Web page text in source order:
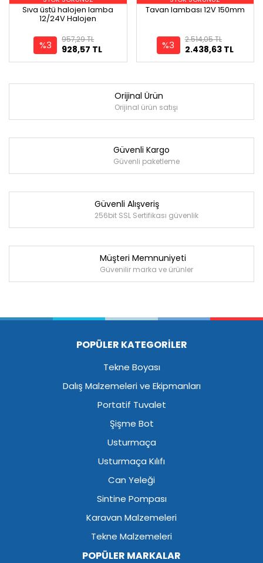
Sıva üstü halojen lamba
12/24V Halojen
%3 928,57 TL
957,29 TL
Tavan lambası 12V 150mm
%3 2.438,63 TL
2.514,05 TL
Orijinal Ürün
Orijinal ürün satışı
Güvenli Kargo
Güvenli paketleme
Güvenli Alışveriş
256bit SSL Sertifikası güvenlik
Müşteri Memnuniyeti
Güvenilir marka ve ürünler
POPÜLER KATEGORİLER
Tekne Boyası
Dalış Malzemeleri ve Ekipmanları
Portatif Tuvalet
Şişme Bot
Usturmaça
Usturmaça Kılıfı
Can Yeleği
Sintine Pompası
Karavan Malzemeleri
Tekne Malzemeleri
POPÜLER MARKALAR